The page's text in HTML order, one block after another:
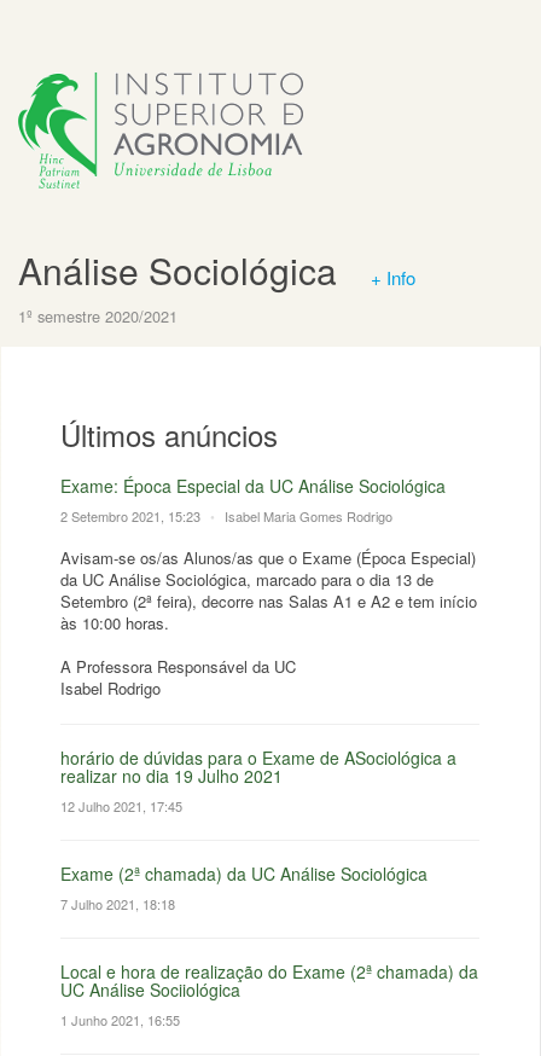
Análise Sociológica + Info
1º semestre 2020/2021
Últimos anúncios
Exame: Época Especial da UC Análise Sociológica
2 Setembro 2021, 15:23 • Isabel Maria Gomes Rodrigo
Avisam-se os/as Alunos/as que o Exame (Época Especial)
da UC Análise Sociológica, marcado para o dia 13 de
Setembro (2ª feira), decorre nas Salas A1 e A2 e tem início
às 10:00 horas.
A Professora Responsável da UC
Isabel Rodrigo
horário de dúvidas para o Exame de ASociológica a
realizar no dia 19 Julho 2021
12 Julho 2021, 17:45
Exame (2ª chamada) da UC Análise Sociológica
7 Julho 2021, 18:18
Local e hora de realização do Exame (2ª chamada) da
UC Análise Sociiológica
1 Junho 2021, 16:55